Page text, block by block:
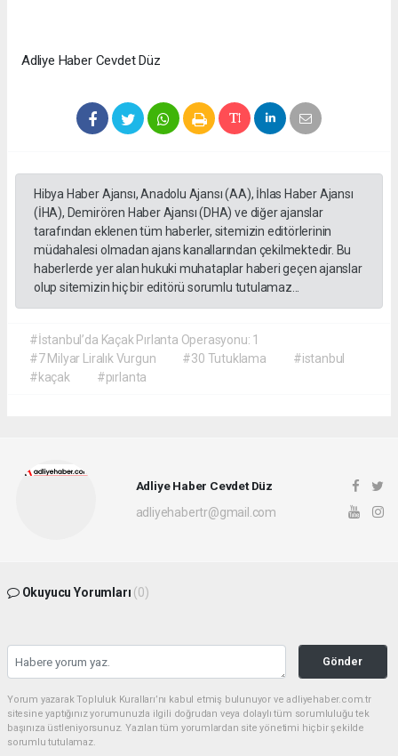
Adliye Haber Cevdet Düz
Hibya Haber Ajansı, Anadolu Ajansı (AA), İhlas Haber Ajansı
(İHA), Demirören Haber Ajansı (DHA) ve diğer ajanslar
tarafından eklenen tüm haberler, sitemizin editörlerinin
müdahalesi olmadan ajans kanallarından çekilmektedir. Bu
haberlerde yer alan hukuki muhataplar haberi geçen ajanslar
olup sitemizin hiç bir editörü sorumlu tutulamaz...
#İstanbul’da Kaçak Pırlanta Operasyonu: 1
#7 Milyar Liralık Vurgun
#30 Tutuklama
#istanbul
#kaçak
#pırlanta
Adliye Haber Cevdet Düz
adliyehabertr@gmail.com
Okuyucu Yorumları (0)
Gönder
Yorum yazarak Topluluk Kuralları’nı kabul etmiş bulunuyor ve adliyehaber.com.tr
sitesine yaptığınız yorumunuzla ilgili doğrudan veya dolaylı tüm sorumluluğu tek
başınıza üstleniyorsunuz. Yazılan tüm yorumlardan site yönetimi hiçbir şekilde
sorumlu tutulamaz.